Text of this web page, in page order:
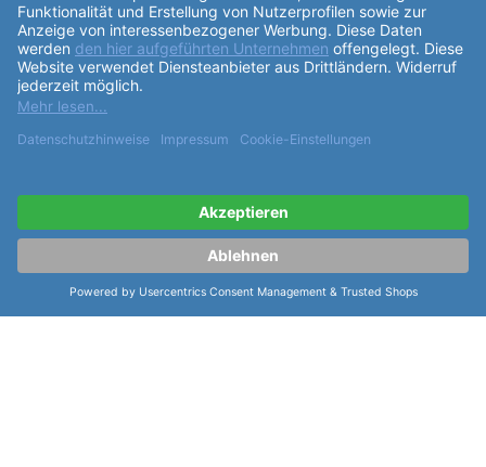
Made in Germany. Die Indexe desZifferblatts sind in
Grün gehalten, was einen interessanten Kontrast
bildet. DasArmbandder Uhr besteht aus schwarzem
Edelstahl und hat eine Länge von 50,5mm. Der
Bandanstoß am
Gesamtlänge desArmbands ist für einen Armumfang
Amazonas 42 verfügt über verschiedeneFunktionen
wie leuchtende Stunden- und Minutenzeiger mit
Superluminova C3 und grünem Leuchtmittel, einen
weiß lackierten Sekundenzeiger mit grüner
Leuchtmasse, und eine dunkle Datumsanzeige. Die